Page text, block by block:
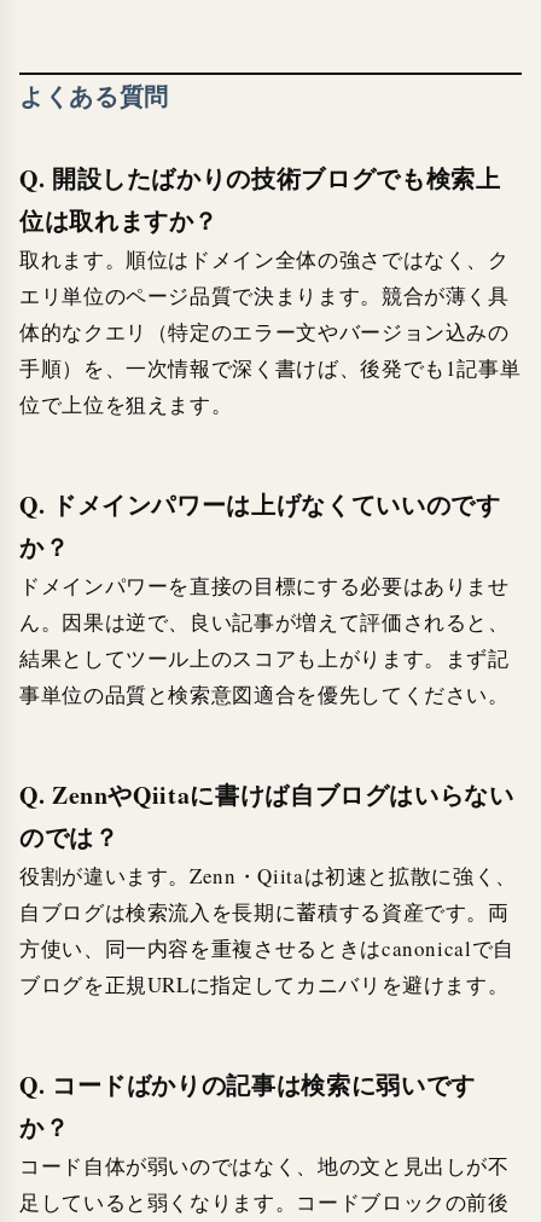
よくある質問
Q. 開設したばかりの技術ブログでも検索上
位は取れますか？
取れます。順位はドメイン全体の強さではなく、ク
エリ単位のページ品質で決まります。競合が薄く具
体的なクエリ（特定のエラー文やバージョン込みの
手順）を、一次情報で深く書けば、後発でも1記事単
位で上位を狙えます。
Q. ドメインパワーは上げなくていいのです
か？
ドメインパワーを直接の目標にする必要はありませ
ん。因果は逆で、良い記事が増えて評価されると、
結果としてツール上のスコアも上がります。まず記
事単位の品質と検索意図適合を優先してください。
Q. ZennやQiitaに書けば自ブログはいらない
のでは？
役割が違います。Zenn・Qiitaは初速と拡散に強く、
自ブログは検索流入を長期に蓄積する資産です。両
方使い、同一内容を重複させるときはcanonicalで自
ブログを正規URLに指定してカニバリを避けます。
Q. コードばかりの記事は検索に弱いです
か？
コード自体が弱いのではなく、地の文と見出しが不
足していると弱くなります。コードブロックの前後